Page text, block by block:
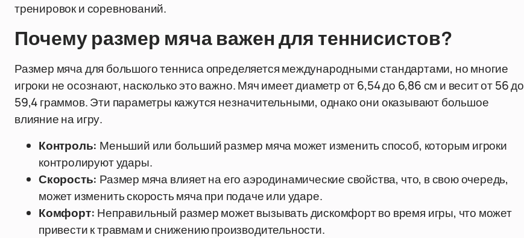
тренировок и соревнований.
Почему размер мяча важен для теннисистов?
Размер мяча для большого тенниса определяется международными стандартами, но многие
игроки не осознают, насколько это важно. Мяч имеет диаметр от 6,54 до 6,86 см и весит от 56 до
59,4 граммов. Эти параметры кажутся незначительными, однако они оказывают большое
влияние на игру.
Контроль: Меньший или больший размер мяча может изменить способ, которым игроки
контролируют удары.
Скорость: Размер мяча влияет на его аэродинамические свойства, что, в свою очередь,
может изменить скорость мяча при подаче или ударе.
Комфорт: Неправильный размер может вызывать дискомфорт во время игры, что может
привести к травмам и снижению производительности.